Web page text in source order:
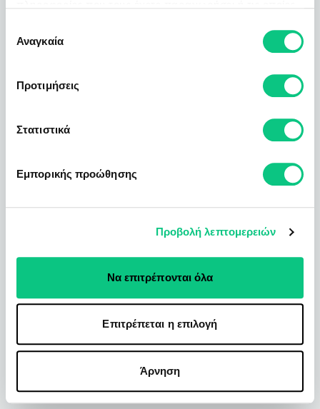
των υπηρεσιών τους.
συγκατάθεσης
Αναγκαία
Προτιμήσεις
Στατιστικά
Εμπορικής προώθησης
Προβολή λεπτομερειών
Να επιτρέπονται όλα
Επιτρέπεται η επιλογή
Άρνηση